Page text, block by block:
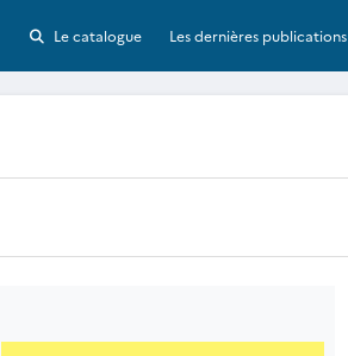
Le catalogue Les dernières publications